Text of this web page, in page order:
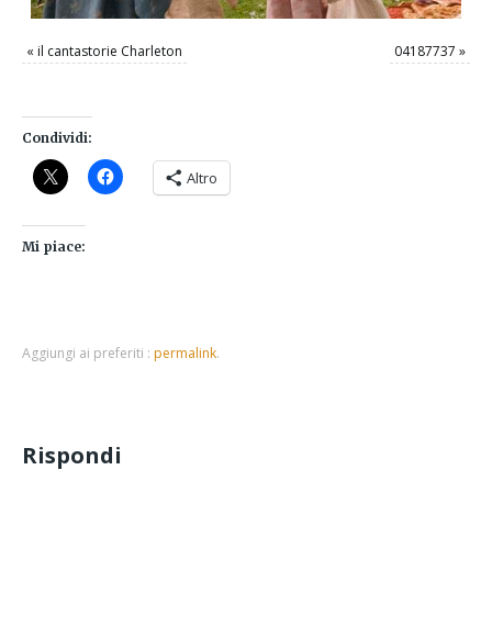
« il cantastorie Charleton 04187737 »
Condividi:
Altro
Mi piace:
Aggiungi ai preferiti : permalink.
Rispondi